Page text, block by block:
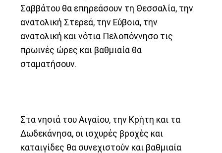
Σαββάτου θα επηρεάσουν τη Θεσσαλία, την
ανατολική Στερεά, την Εύβοια, την
ανατολική και νότια Πελοπόννησο τις
πρωινές ώρες και βαθμιαία θα
σταματήσουν.
Στα νησιά του Αιγαίου, την Κρήτη και τα
Δωδεκάνησα, οι ισχυρές βροχές και
καταιγίδες θα συνεχιστούν και βαθμιαία